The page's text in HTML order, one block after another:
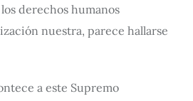
derechos humanos
nuestra, parece hallarse
a este Supremo